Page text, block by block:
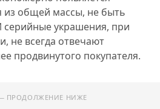
из общей массы, не быть
серийные украшения, при
не всегда отвечают
продвинутого покупателя.
ПРОДОЛЖЕНИЕ НИЖЕ